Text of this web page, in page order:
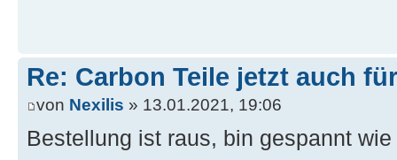
Re: Carbon Teile jetzt auch
von Nexilis » 13.01.2021, 19:06
Bestellung ist raus, bin gespannt